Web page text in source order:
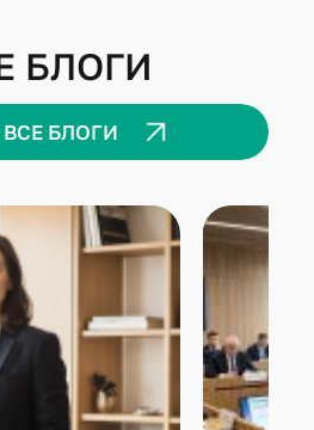
БЛОГИ
БЛОГИ